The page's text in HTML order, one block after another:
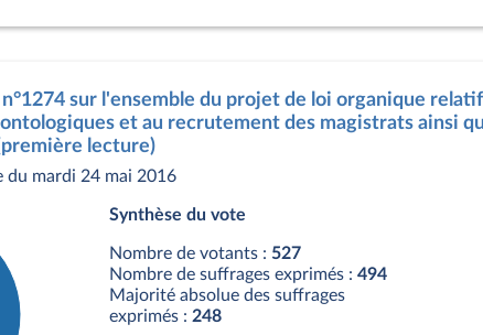
sur l'ensemble du projet de loi organique
et au recrutement des magistrats ainsi
lecture)
du mardi 24 mai 2016
Synthèse du vote
Nombre de votants : 527
Nombre de suffrages exprimés : 494
Majorité absolue des suffrages
exprimés : 248